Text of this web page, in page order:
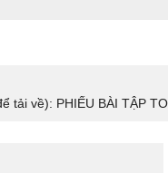
về): PHIẾU BÀI TẬP